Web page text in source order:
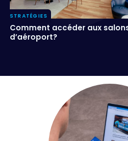
Comment accéder aux salons
d’aéroport?
STRATÉGIES
Comment accéder aux
d’aéroport?